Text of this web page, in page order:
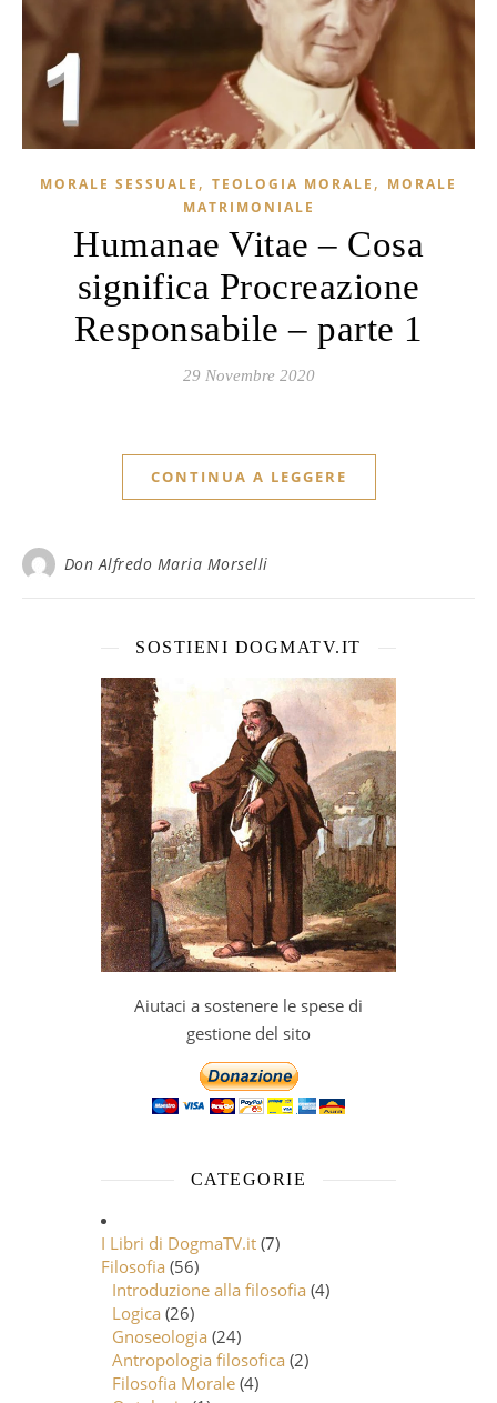
MORALE SESSUALE , TEOLOGIA MORALE , MORALE
MATRIMONIALE
Humanae Vitae – Cosa
significa Procreazione
Responsabile – parte 1
29 Novembre 2020
CONTINUA A LEGGERE
Don Alfredo Maria Morselli
SOSTIENI DOGMATV.IT
Aiutaci a sostenere le spese di
gestione del sito
CATEGORIE
I Libri di DogmaTV.it (7)
Filosofia (56)
Introduzione alla filosofia (4)
Logica (26)
Gnoseologia (24)
Antropologia filosofica (2)
Filosofia Morale (4)